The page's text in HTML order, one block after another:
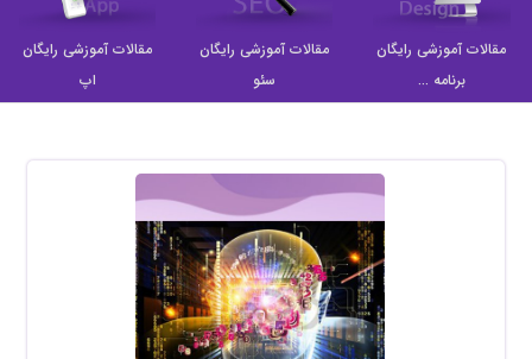
مقالات آموزشی رایگان
اپ
مقالات آموزشی رایگان
سئو
مقالات آموزشی رایگان
برنامه ...